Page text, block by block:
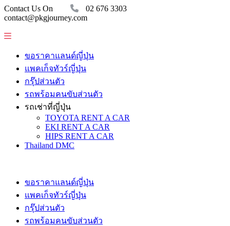
Contact Us On
02 676 3303
contact@pkgjourney.com
ขอราคาแลนด์ญี่ปุ่น
แพคเก็จทัวร์ญี่ปุ่น
กรุ๊ปส่วนตัว
รถพร้อมคนขับส่วนตัว
รถเช่าที่ญี่ปุ่น
TOYOTA RENT A CAR
EKI RENT A CAR
HIPS RENT A CAR
Thailand DMC
ขอราคาแลนด์ญี่ปุ่น
แพคเก็จทัวร์ญี่ปุ่น
กรุ๊ปส่วนตัว
รถพร้อมคนขับส่วนตัว